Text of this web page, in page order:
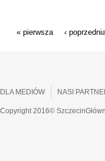
« pierwsza ‹
DLA MEDIÓW NASI
Copyright 2016©